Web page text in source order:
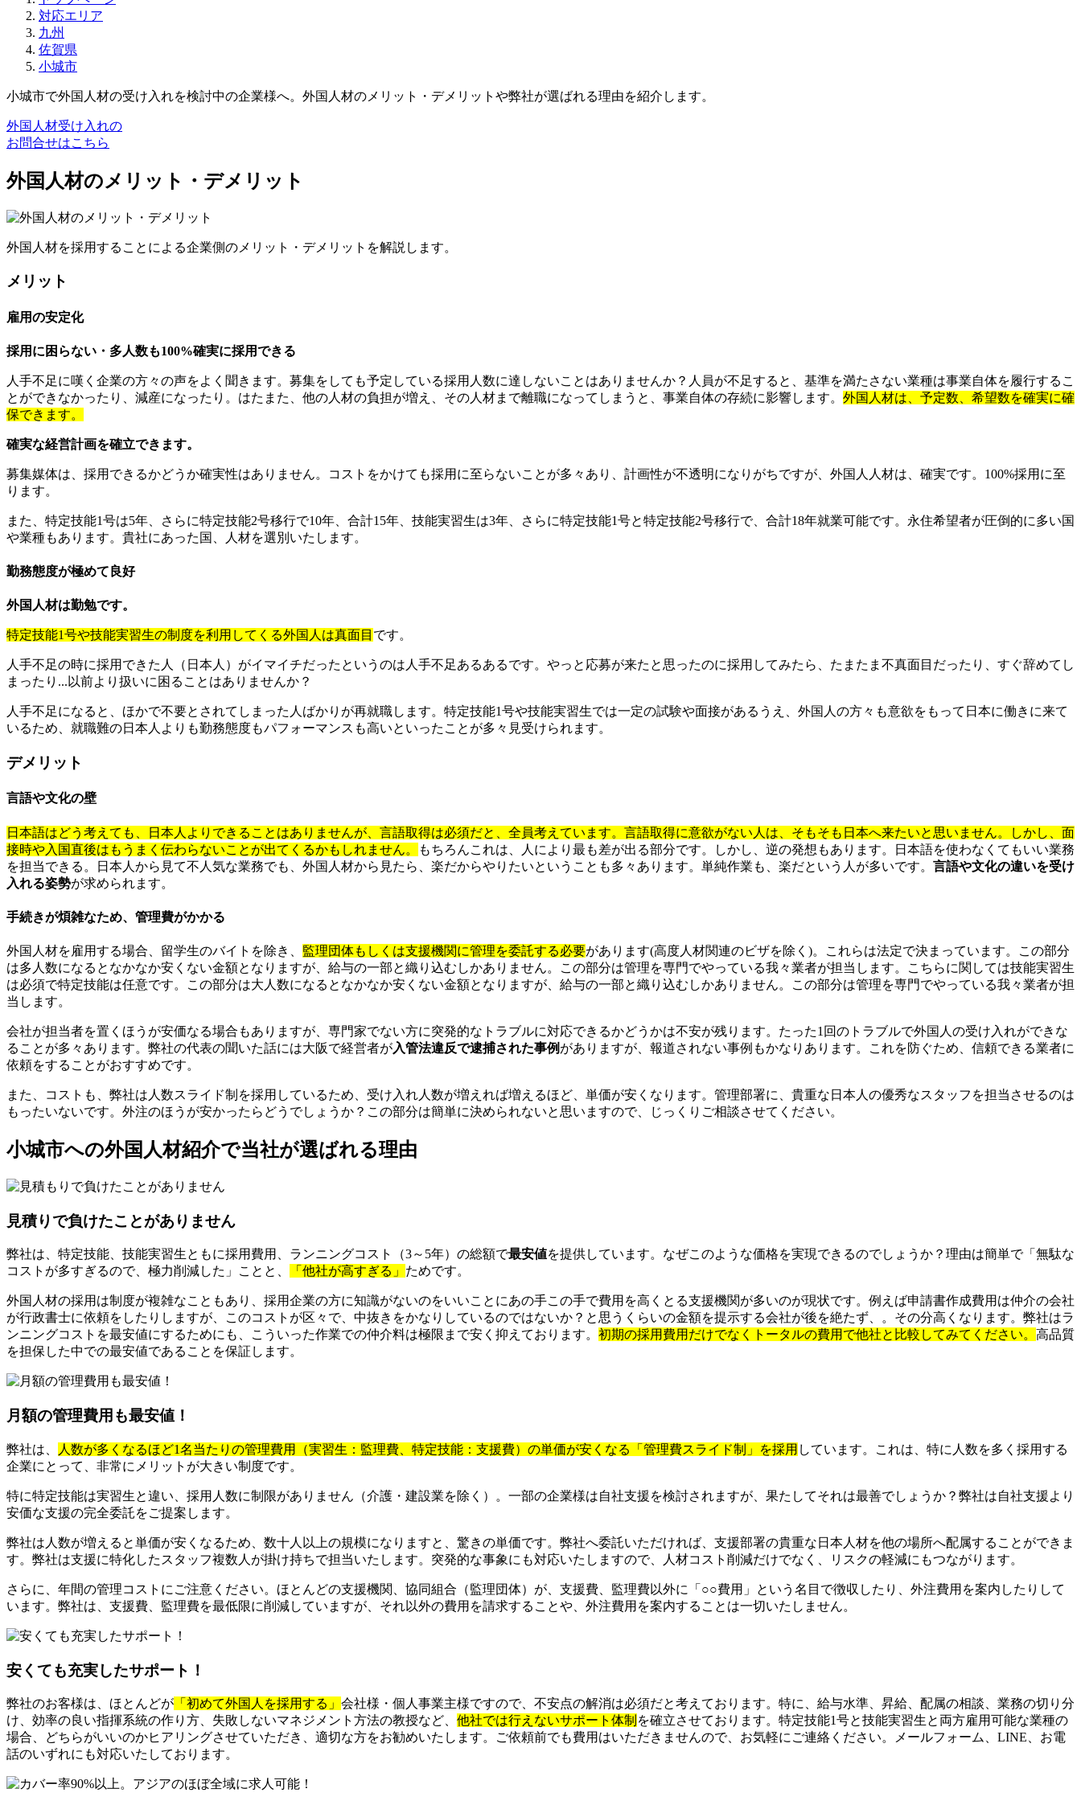
対応エリア
九州
佐賀県
小城市
小城市で外国人材の受け入れを検討中の企業様へ。外国人材のメリット・デメリットや弊社が選ばれる理由を紹介します。
外国人材受け入れの
お問合せはこちら
外国人材のメリット・デメリット
外国人材を採用することによる企業側のメリット・デメリットを解説します。
メリット
雇用の安定化
採用に困らない・多人数も100%確実に採用できる
人手不足に嘆く企業の方々の声をよく聞きます。募集をしても予定している採用人数に達しないことはありませんか？人員が不足すると、基準を満たさない業種は事業自体を履行するこ
とができなかったり、減産になったり。はたまた、他の人材の負担が増え、その人材まで離職になってしまうと、事業自体の存続に影響します。 外国人材は、予定数、希望数を確実に確
保できます。
確実な経営計画を確立できます。
募集媒体は、採用できるかどうか確実性はありません。コストをかけても採用に至らないことが多々あり、計画性が不透明になりがちですが、外国人人材は、確実です。100%採用に至
ります。
また、特定技能1号は5年、さらに特定技能2号移行で10年、合計15年、技能実習生は3年、さらに特定技能1号と特定技能2号移行で、合計18年就業可能です。永住希望者が圧倒的に多い国
や業種もあります。貴社にあった国、人材を選別いたします。
勤務態度が極めて良好
外国人材は勤勉です。
特定技能1号や技能実習生の制度を利用してくる外国人は真面目 です。
人手不足の時に採用できた人（日本人）がイマイチだったというのは人手不足あるあるです。やっと応募が来たと思ったのに採用してみたら、たまたま不真面目だったり、すぐ辞めてし
まったり...以前より扱いに困ることはありませんか？
人手不足になると、ほかで不要とされてしまった人ばかりが再就職します。特定技能1号や技能実習生では一定の試験や面接があるうえ、外国人の方々も意欲をもって日本に働きに来て
いるため、就職難の日本人よりも勤務態度もパフォーマンスも高いといったことが多々見受けられます。
デメリット
言語や文化の壁
日本語はどう考えても、日本人よりできることはありませんが、言語取得は必須だと、全員考えています。言語取得に意欲がない人は、そもそも日本へ来たいと思いません。しかし、面
接時や入国直後はもうまく伝わらないことが出てくるかもしれません。
もちろんこれは、人により最も差が出る部分です。しかし、逆の発想もあります。日本語を使わなくてもいい業務
を担当できる。日本人から見て不人気な業務でも、外国人材から見たら、楽だからやりたいということも多々あります。単純作業も、楽だという人が多いです。 言語や文化の違いを受け
入れる姿勢が求められます。
手続きが煩雑なため、管理費がかかる
外国人材を雇用する場合、留学生のバイトを除き、 監理団体もしくは支援機関に管理を委託する必要があります(高度人材関連のビザを除く)。これらは法定で決まっています。この部分
は多人数になるとなかなか安くない金額となりますが、給与の一部と織り込むしかありません。この部分は管理を専門でやっている我々業者が担当します。こちらに関しては技能実習生
は必須で特定技能は任意です。この部分は大人数になるとなかなか安くない金額となりますが、給与の一部と織り込むしかありません。この部分は管理を専門でやっている我々業者が担
当します。
会社が担当者を置くほうが安価なる場合もありますが、専門家でない方に突発的なトラブルに対応できるかどうかは不安が残ります。たった1回のトラブルで外国人の受け入れができな
ることが多々あります。弊社の代表の聞いた話には大阪で経営者が入管法違反で逮捕された事例 がありますが、報道されない事例もかなりあります。これを防ぐため、信頼できる業者に
依頼をすることがおすすめです。
また、コストも、弊社は人数スライド制を採用しているため、受け入れ人数が増えれば増えるほど、単価が安くなります。管理部署に、貴重な日本人の優秀なスタッフを担当させるのは
もったいないです。外注のほうが安かったらどうでしょうか？この部分は簡単に決められないと思いますので、じっくりご相談させてください。
小城市への外国人材紹介で当社が選ばれる理由
見積りで負けたことがありません
弊社は、特定技能、技能実習生ともに採用費用、ランニングコスト（3～5年）の総額で最安値を提供しています。なぜこのような価格を実現できるのでしょうか？理由は簡単で「無駄な
コストが多すぎるので、極力削減した」ことと、
「他社が高すぎる」 ためです。
外国人材の採用は制度が複雑なこともあり、採用企業の方に知識がないのをいいことにあの手この手で費用を高くとる支援機関が多いのが現状です。例えば申請書作成費用は仲介の会社
が行政書士に依頼をしたりしますが、このコストが区々で、中抜きをかなりしているのではないか？と思うくらいの金額を提示する会社が後を絶たず、。その分高くなります。弊社はラ
ンニングコストを最安値にするためにも、こういった作業での仲介料は極限まで安く抑えております。 初期の採用費用だけでなくトータルの費用で他社と比較してみてください。 高品質
を担保した中での最安値であることを保証します。
月額の管理費用も最安値！
弊社は、 人数が多くなるほど1名当たりの管理費用（実習生：監理費、特定技能：支援費）の単価が安くなる「管理費スライド制」を採用 しています。これは、特に人数を多く採用する
企業にとって、非常にメリットが大きい制度です。
特に特定技能は実習生と違い、採用人数に制限がありません（介護・建設業を除く）。一部の企業様は自社支援を検討されますが、果たしてそれは最善でしょうか？弊社は自社支援より
安価な支援の完全委託をご提案します。
弊社は人数が増えると単価が安くなるため、数十人以上の規模になりますと、驚きの単価です。弊社へ委託いただければ、支援部署の貴重な日本人材を他の場所へ配属することができま
す。弊社は支援に特化したスタッフ複数人が掛け持ちで担当いたします。突発的な事象にも対応いたしますので、人材コスト削減だけでなく、リスクの軽減にもつながります。
さらに、年間の管理コストにご注意ください。ほとんどの支援機関、協同組合（監理団体）が、支援費、監理費以外に「○○費用」という名目で徴収したり、外注費用を案内したりして
います。弊社は、支援費、監理費を最低限に削減していますが、それ以外の費用を請求することや、外注費用を案内することは一切いたしません。
安くても充実したサポート！
弊社のお客様は、ほとんどが 「初めて外国人を採用する」 会社様・個人事業主様ですので、不安点の解消は必須だと考えております。特に、給与水準、昇給、配属の相談、業務の切り分
け、効率の良い指揮系統の作り方、失敗しないマネジメント方法の教授など、 他社では行えないサポート体制 を確立させております。特定技能1号と技能実習生と両方雇用可能な業種の
場合、どちらがいいのかヒアリングさせていただき、適切な方をお勧めいたします。ご依頼前でも費用はいただきませんので、お気軽にご連絡ください。メールフォーム、LINE、お電
話のいずれにも対応いたしております。